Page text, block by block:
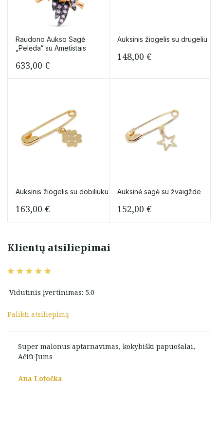
Raudono Aukso Sagė
„Pelėda“ su Ametistais
633,00 €
Auksinis žiogelis su drugeliu
148,00 €
Auksinis žiogelis su dobiliuku
163,00 €
Auksinė sagė su žvaigžde
152,00 €
Klientų atsiliepimai
Vidutinis įvertinimas: 5.0
Palikti atsiliepimą
Super malonus aptarnavimas, kokybiški papuošalai,
Ačiū Jums
Ana Lotočka